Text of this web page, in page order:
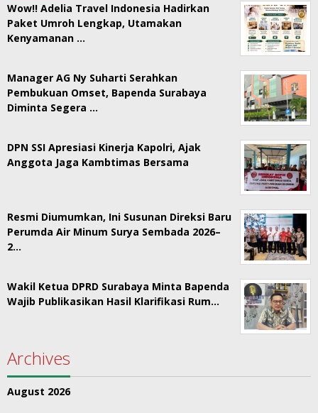
Wow!! Adelia Travel Indonesia Hadirkan
Paket Umroh Lengkap, Utamakan
Kenyamanan …
Manager AG Ny Suharti Serahkan
Pembukuan Omset, Bapenda Surabaya
Diminta Segera …
DPN SSI Apresiasi Kinerja Kapolri, Ajak
Anggota Jaga Kambtimas Bersama
Resmi Diumumkan, Ini Susunan Direksi Baru
Perumda Air Minum Surya Sembada 2026–
2…
Wakil Ketua DPRD Surabaya Minta Bapenda
Wajib Publikasikan Hasil Klarifikasi Rum…
Archives
August 2026